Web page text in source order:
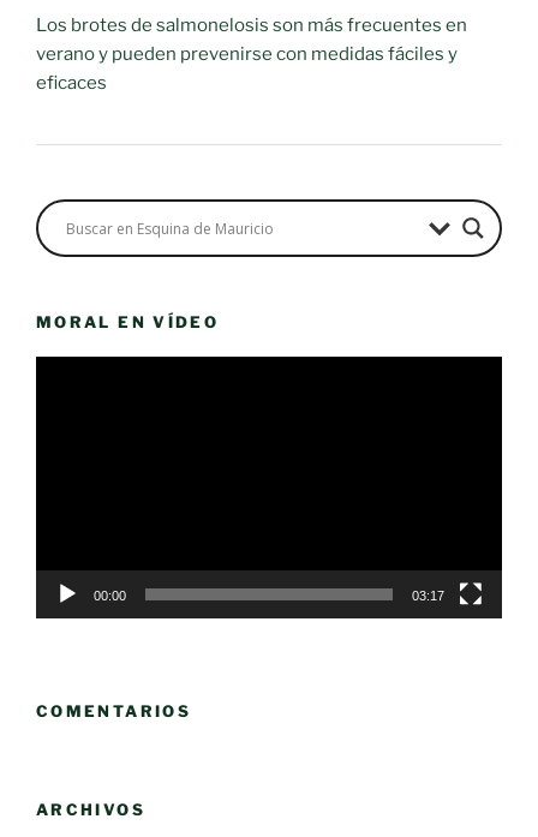
Los brotes de salmonelosis son más frecuentes en
verano y pueden prevenirse con medidas fáciles y
eficaces
MORAL EN VÍDEO
00:00 03:17
COMENTARIOS
ARCHIVOS